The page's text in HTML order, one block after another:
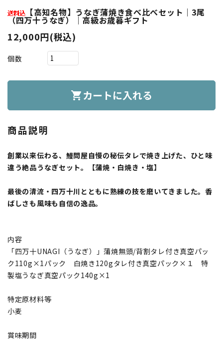
【高知名物】うなぎ蒲焼き食べ比べセット｜3尾
（四万十うなぎ）｜高級お歳暮ギフト
12,000円(税込)
個数
shopping_cart カートに入れる
商品説明
創業以来伝わる、鰻問屋自慢の秘伝タレで焼き上げた、ひと味
違う絶品うなぎセット。【蒲焼・白焼き・塩】
最後の清流・四万十川とともに熟練の技を磨いてきました。香
ばしさも風味も自信の逸品。
内容
「四万十UNAGI（うなぎ）」蒲焼無頭/背割タレ付き真空パッ
ク110g×1パック 白焼き120gタレ付き真空パック×１ 特
製塩うなぎ真空パック140g×1
特定原材料等
小麦
賞味期間